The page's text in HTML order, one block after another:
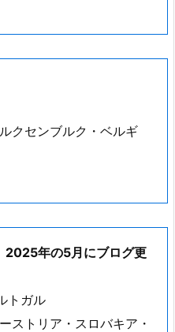
クセンブルク・ベルギ
2025年の5月にブログ更
トガル
ストリア・スロバキア・